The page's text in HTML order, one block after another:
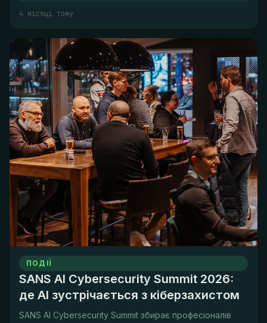
4 місяці тому
ПОДІЇ
SANS AI Cybersecurity Summit 2026:
де AI зустрічається з кіберзахистом
SANS AI Cybersecurity Summit збирає професіоналів